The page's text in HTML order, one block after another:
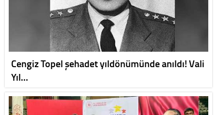
Cengiz Topel şehadet yıldönümünde anıldı! Vali
Yıl…